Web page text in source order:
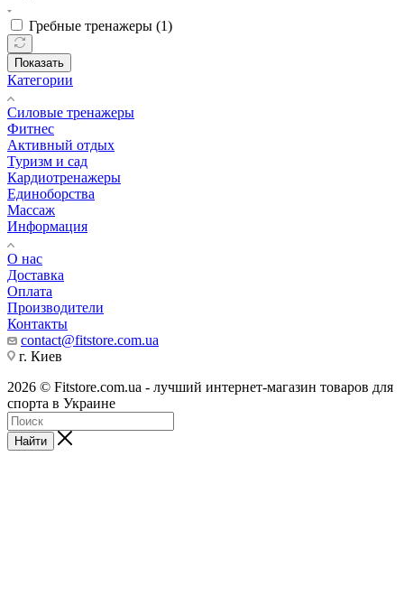
Гребные тренажеры (1)
Показать
Категории
Силовые тренажеры
Фитнес
Активный отдых
Туризм и сад
Кардиотренажеры
Единоборства
Массаж
Информация
О нас
Доставка
Оплата
Производители
Контакты
contact@fitstore.com.ua
г. Киев
2026 © Fitstore.com.ua - лучший интернет-магазин товаров для
спорта в Украине
Найти